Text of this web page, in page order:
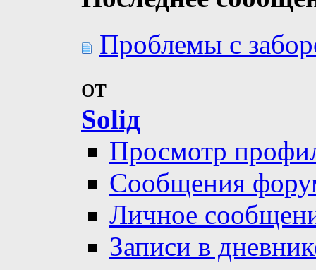
Проблемы с
от
Soliд
Просмотр
Сообщения
Личное
Записи в